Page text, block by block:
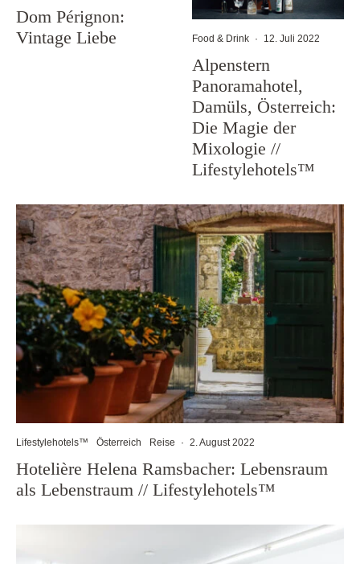
Dom Pérignon:
Vintage Liebe
Food & Drink · 12. Juli 2022
Alpenstern
Panoramahotel,
Damüls, Österreich:
Die Magie der
Mixologie //
Lifestylehotels™
Lifestylehotels™ Österreich Reise · 2. August 2022
Hotelière Helena Ramsbacher: Lebensraum
als Lebenstraum // Lifestylehotels™